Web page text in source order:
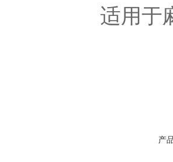
适用于
产